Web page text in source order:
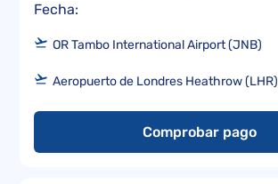
Fecha:
OR Tambo International Airport (JNB)
Aeropuerto de Londres Heathrow (LHR)
Comprobar pago